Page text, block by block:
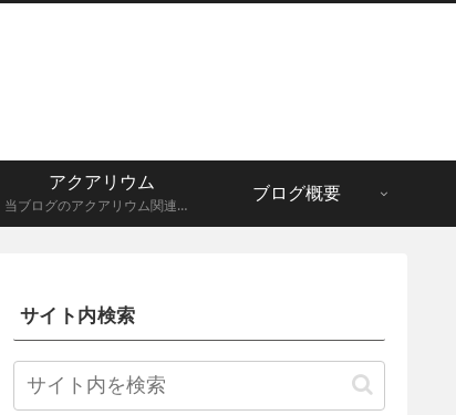
アクアリウム
当ブログのアクアリウム関連記事一覧になります。メダカ、グッピーなど。
ブログ概要
サイト内検索